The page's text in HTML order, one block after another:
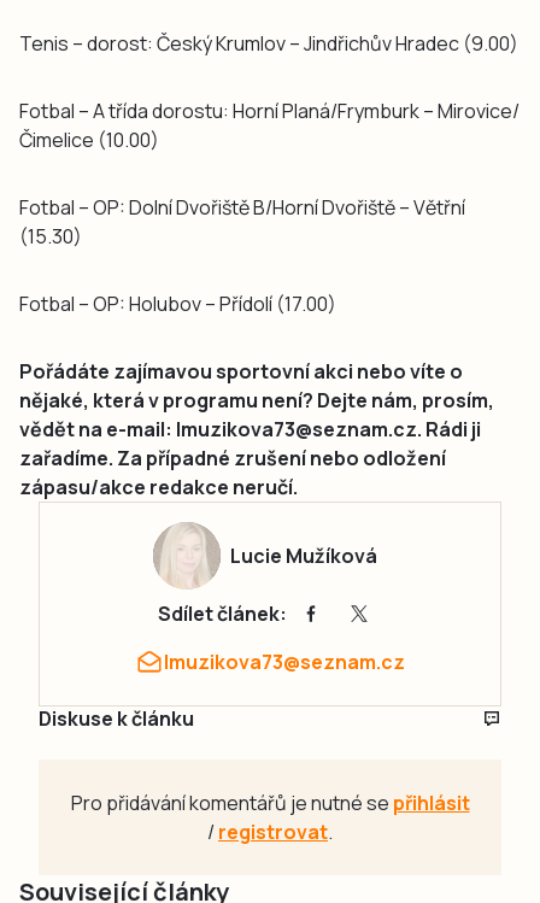
Tenis – dorost: Český Krumlov – Jindřichův Hradec (9.00)
Fotbal – A třída dorostu: Horní Planá/Frymburk – Mirovice/
Čimelice (10.00)
Fotbal – OP: Dolní Dvořiště B/Horní Dvořiště – Větřní
(15.30)
Fotbal – OP: Holubov – Přídolí (17.00)
Pořádáte zajímavou sportovní akci nebo víte o
nějaké, která v programu není? Dejte nám, prosím,
vědět na e-mail: lmuzikova73@seznam.cz. Rádi ji
zařadíme. Za případné zrušení nebo odložení
zápasu/akce redakce neručí.
Lucie Mužíková
Sdílet článek:
lmuzikova73@seznam.cz
Diskuse k článku
Pro přidávání komentářů je nutné se přihlásit
/registrovat.
Související články